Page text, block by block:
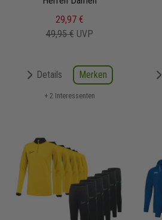
29,97 €
49,95 € UVP
Details Merken
+ 2 Interessenten